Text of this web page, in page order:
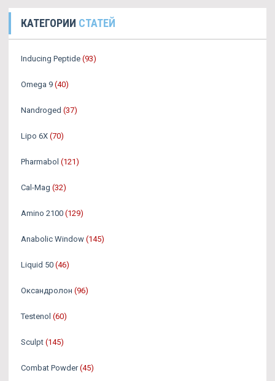
КАТЕГОРИИ СТАТЕЙ
Inducing Peptide (93)
Omega 9 (40)
Nandroged (37)
Lipo 6X (70)
Pharmabol (121)
Cal-Mag (32)
Amino 2100 (129)
Anabolic Window (145)
Liquid 50 (46)
Оксандролон (96)
Testenol (60)
Sculpt (145)
Combat Powder (45)